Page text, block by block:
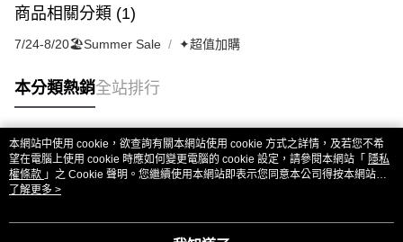
商品相關分類 (1)
7/24-8/20🏖️Summer Sale ✦超值加購
本分類熱銷全站排行
熱門標籤
本網站中使用 cookie，欲查詢有關本網站使用 cookie 方式之詳情，及若您不希
望在電腦上使用 cookie 時應如何變更電腦的 cookie 設定，請參閱本網站「 隱私
權條款 」之 Cookie 聲明。您繼續使用本網站即表示您同意本公司得按本網站使
用條款之 Cookie 聲明使用 cookie。
了解更多 >